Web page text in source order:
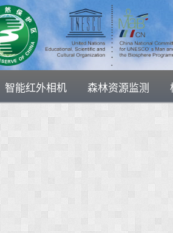
智能红外相机 森林资源监测